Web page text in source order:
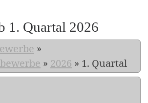
1. Quartal 2026
»
» 2026 » 1. Quartal